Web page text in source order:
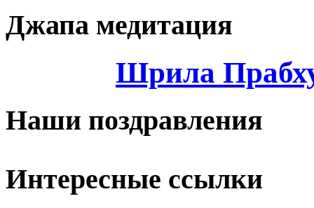
Джапа медитация
Шрила
Наши поздравления
Интересные ссылки